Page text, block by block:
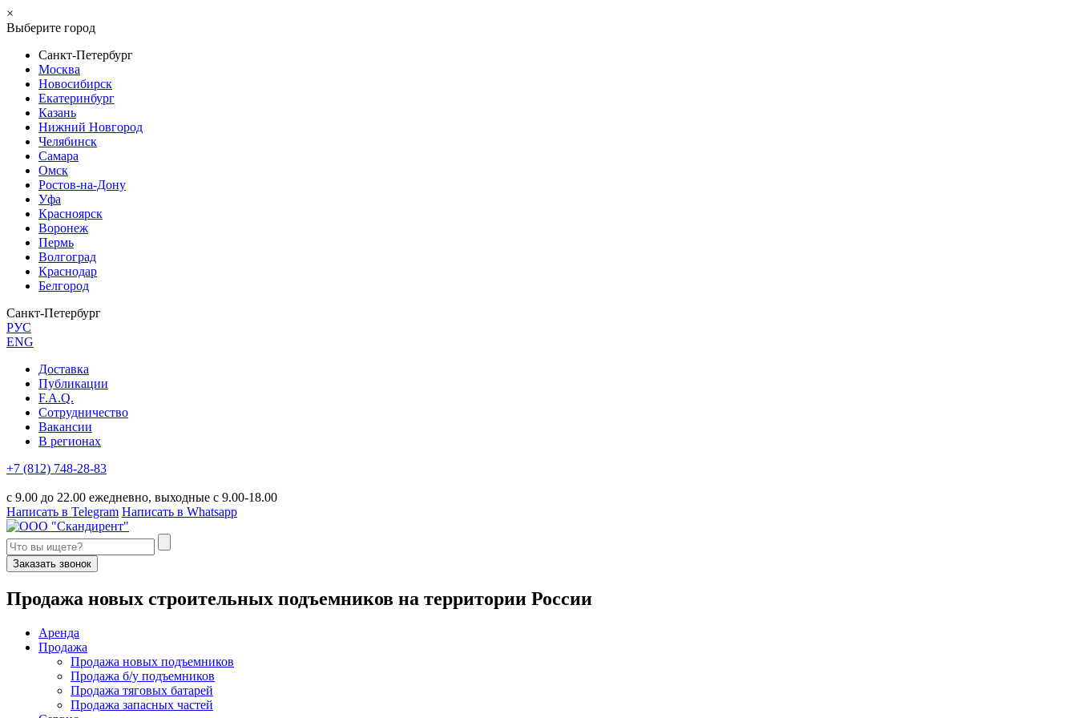
×
Выберите город
Санкт-Петербург
Москва
Новосибирск
Екатеринбург
Казань
Нижний Новгород
Челябинск
Самара
Омск
Ростов-на-Дону
Уфа
Красноярск
Воронеж
Пермь
Волгоград
Краснодар
Белгород
Санкт-Петербург
РУС
ENG
Доставка
Публикации
F.A.Q.
Сотрудничество
Вакансии
В регионах
+7 (812) 748-28-83
с 9.00 до 22.00 ежедневно, выходные с 9.00-18.00
Написать в Telegram Написать в Whatsapp
Заказать звонок
Продажа новых строительных подъемников на территории России
Аренда
Продажа
Продажа новых подъемников
Продажа б/у подъемников
Продажа тяговых батарей
Продажа запасных частей